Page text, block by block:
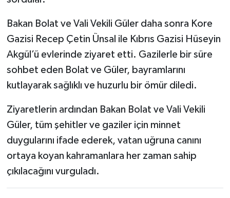
Bakan Bolat ve Vali Vekili Güler daha sonra Kore
Gazisi Recep Çetin Ünsal ile Kıbrıs Gazisi Hüseyin
Akgül’ü evlerinde ziyaret etti. Gazilerle bir süre
sohbet eden Bolat ve Güler, bayramlarını
kutlayarak sağlıklı ve huzurlu bir ömür diledi.
Ziyaretlerin ardından Bakan Bolat ve Vali Vekili
Güler, tüm şehitler ve gaziler için minnet
duygularını ifade ederek, vatan uğruna canını
ortaya koyan kahramanlara her zaman sahip
çıkılacağını vurguladı.